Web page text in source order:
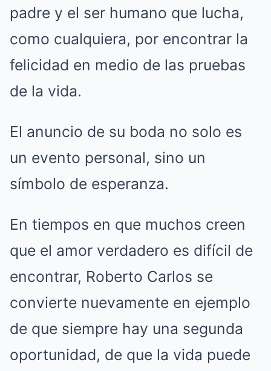
padre y el ser humano que lucha,
como cualquiera, por encontrar la
felicidad en medio de las pruebas
de la vida.
El anuncio de su boda no solo es
un evento personal, sino un
símbolo de esperanza.
En tiempos en que muchos creen
que el amor verdadero es difícil de
encontrar, Roberto Carlos se
convierte nuevamente en ejemplo
de que siempre hay una segunda
oportunidad, de que la vida puede